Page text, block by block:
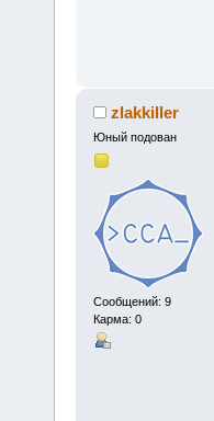
zlakkiller
Юный подован
Сообщений: 9
Карма: 0